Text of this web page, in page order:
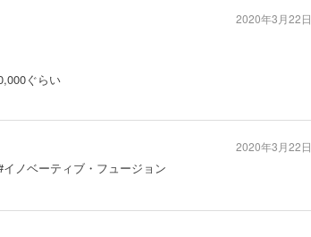
ぐらい
2020年3月22日
ノベーティブ・フュージョン
2020年3月22日